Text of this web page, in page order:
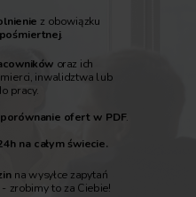
oraz ich
inwalidztwa lub
pracy.
porównanie ofert w PDF.
na całym świecie.
na wysyłce zapytań
zrobimy to za Ciebie!
z obowiązku
.